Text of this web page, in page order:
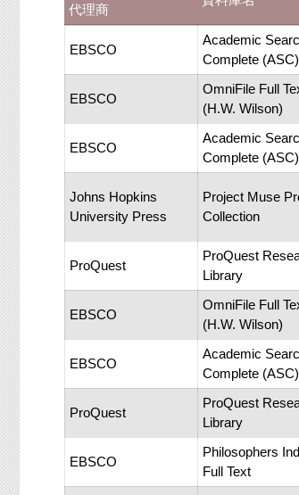
代理商
EBSCO
Academic
Complete (ASC)
EBSCO
OmniFile Full
(H.W. Wilson)
EBSCO
Academic
Complete (ASC)
Johns Hopkins
University Press
Project Muse
Collection
ProQuest
ProQuest
Library
EBSCO
OmniFile Full
(H.W. Wilson)
EBSCO
Academic
Complete (ASC)
ProQuest
ProQuest
Library
EBSCO
Philosophers
Full Text